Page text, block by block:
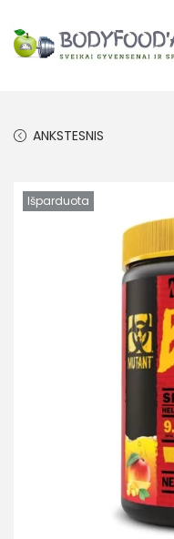
ANKSTESNIS
Išparduota